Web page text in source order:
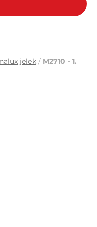
jelek / M2710 - 1.